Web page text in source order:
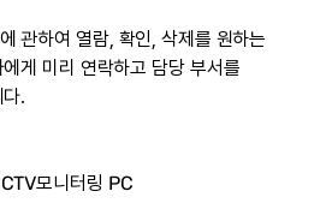
관하여 열람, 확인, 삭제를 원하는
게 미리 연락하고 담당 부서를
.
모니터링 PC